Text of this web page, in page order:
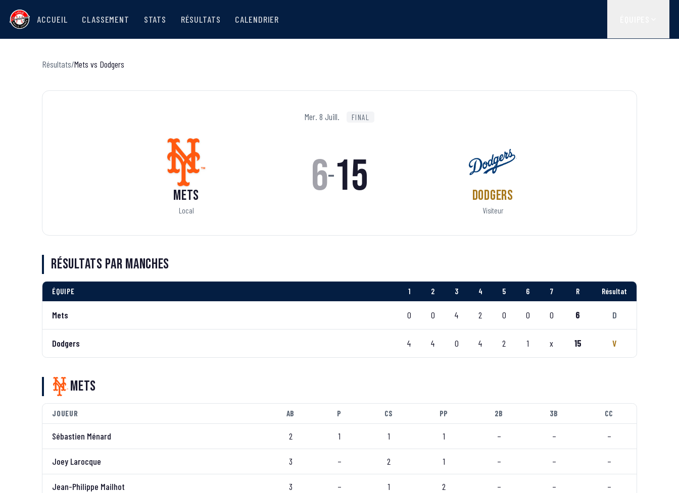
ACCUEIL CLASSEMENT STATS RÉSULTATS CALENDRIER
Résultats/Mets vs Dodgers
Mer. 8 Juill. FINAL
Mets
Local
6–15 Dodgers
Visiteur
Résultats par manches
ÉQUIPE 1 2 3 4 5 6 7 R Résultat
Mets 0 0 4 2 0 0 0 6 D
Dodgers 4 4 0 4 2 1 x 15 V
Mets
JOUEUR AB P CS PP 2B 3B CC
Sébastien Ménard 2 1 1 1 – – –
Joey Larocque 3 – 2 1 – – –
Jean-Philippe Mailhot 3 – 1 2 – – –